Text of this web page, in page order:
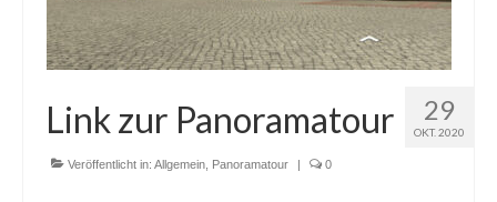
29
OKT. 2020
Link zur Panoramatour
Veröffentlicht in: Allgemein Panoramatour | 0